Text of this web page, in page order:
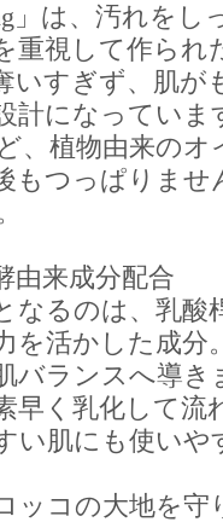
」は、汚れを
重視して作ら
いすぎず、肌が
計になってい
、植物由来の
もつっぱりませ
由来成分配合
なるのは、乳酸
を活かした成分
バランスへ導き
早く乳化して流
い肌にも使いや
ッコの大地を